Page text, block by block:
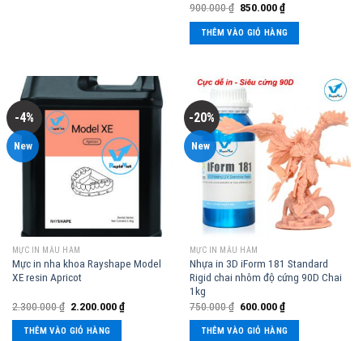
900.000₫ 850.000₫
THÊM VÀO GIỎ HÀNG
-4%
New
MỰC IN MẪU HÀM
Mực in nha khoa Rayshape Model
XE resin Apricot
2.300.000₫ 2.200.000₫
THÊM VÀO GIỎ HÀNG
-20%
New
MỰC IN MẪU HÀM
Nhựa in 3D iForm 181 Standard
Rigid chai nhôm độ cứng 90D Chai
1kg
750.000₫ 600.000₫
THÊM VÀO GIỎ HÀNG